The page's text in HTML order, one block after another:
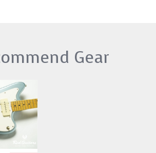
Gear